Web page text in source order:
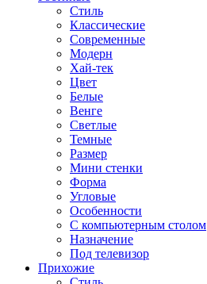
Стиль
Классические
Современные
Модерн
Хай-тек
Цвет
Белые
Венге
Светлые
Темные
Размер
Мини стенки
Форма
Угловые
Особенности
С компьютерным столом
Назначение
Под телевизор
Прихожие